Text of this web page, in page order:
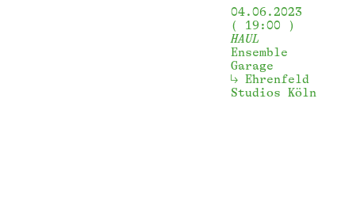
04.06.2023
19:00
HAUL
Ensemble
Garage
Ehrenfeld
Studios Köln